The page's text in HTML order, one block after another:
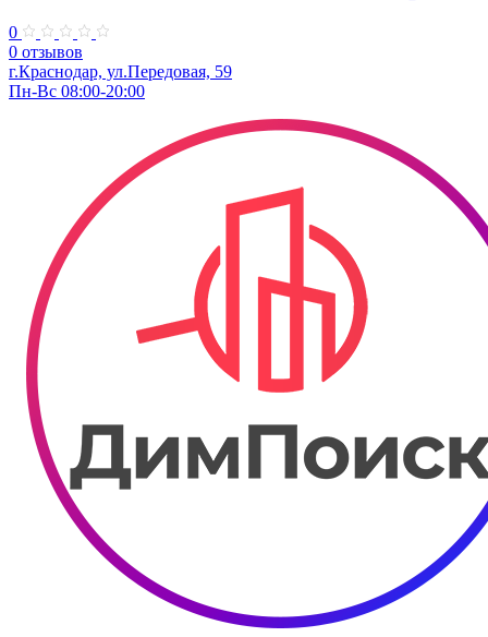
0
0 отзывов
г.Краснодар, ул.Передовая, 59
Пн-Вс 08:00-20:00